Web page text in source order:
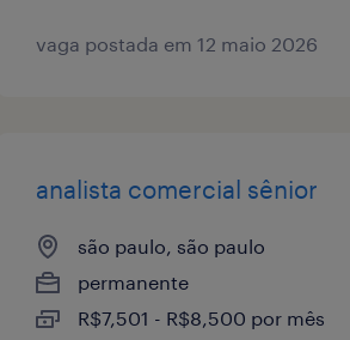
vaga postada em 12 maio 2026
analista comercial sênior
são paulo, são paulo
permanente
R$7,501 - R$8,500 por mês